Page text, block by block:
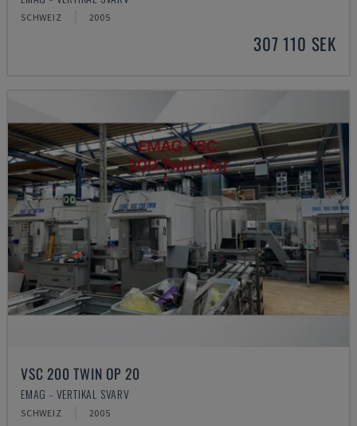
SCHWEIZ 2005
307 110 SEK
VSC 200 TWIN OP 20
EMAG - VERTIKAL SVARV
SCHWEIZ 2005